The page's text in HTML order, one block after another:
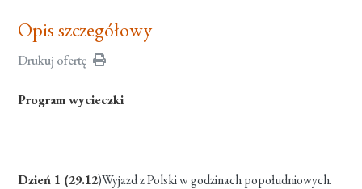
Opis szczegółowy
Drukuj ofertę
Program wycieczki
Dzień 1 (29.12)Wyjazd z Polski w godzinach popołudniowych.